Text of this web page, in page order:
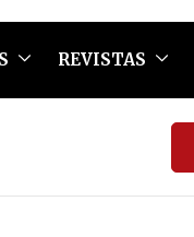
REVISTAS